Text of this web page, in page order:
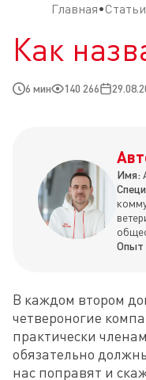
Главная
Как
6 мин 140 266
Имя:
Опыт
В каждом втором
четвероногие
практически
обязательно
нас поправят и